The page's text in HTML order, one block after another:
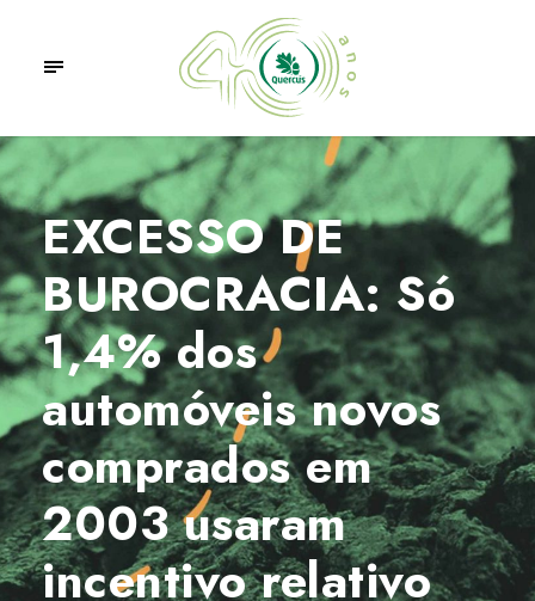
EXCESSO DE
BUROCRACIA: Só
1,4% dos
automóveis novos
comprados em
2003 usaram
incentivo relativo